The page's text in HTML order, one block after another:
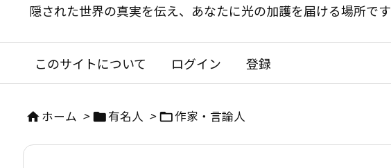
隠された世界の真実を伝え、あなたに光の加護を届ける場所です
このサイトについて ログイン 登録
ホーム > 有名人 > 作家・言論人